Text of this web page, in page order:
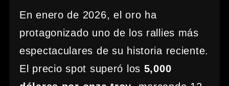
En enero de 2026, el oro ha
protagonizado uno de los rallies más
espectaculares de su historia reciente.
El precio spot superó los 5,000